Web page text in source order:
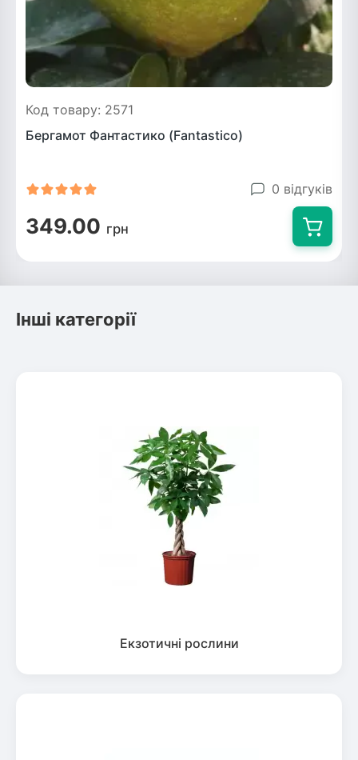
Код товару: 2571
Бергамот Фантастико (Fantastico)
0 відгуків
349.00 грн
Інші категорії
Екзотичні рослини